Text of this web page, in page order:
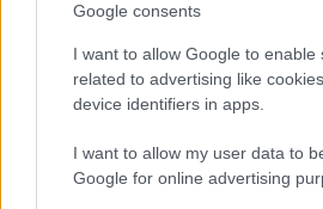
Google consents
I want to allow Google to enable
related to advertising like
device identifiers in apps.
I want to allow my user data to
Google for online advertising
PHIL JONES